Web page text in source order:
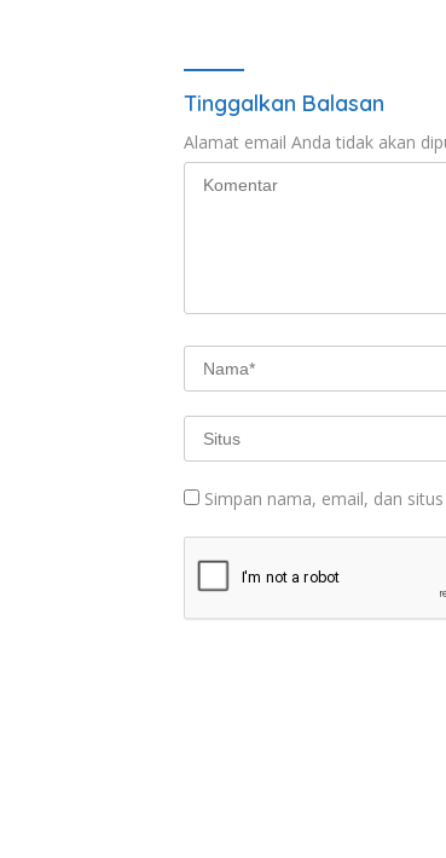
Tinggalkan Balasan
Alamat email Anda tidak akan
Simpan nama, email, dan